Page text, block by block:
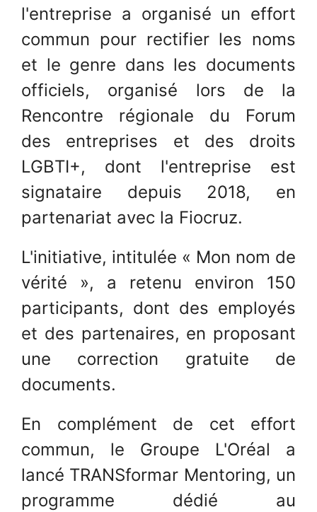
l'entreprise a organisé un effort
commun pour rectifier les noms
et le genre dans les documents
officiels, organisé lors de la
Rencontre régionale du Forum
des entreprises et des droits
LGBTI+, dont l'entreprise est
signataire depuis 2018, en
partenariat avec la Fiocruz.
L'initiative, intitulée « Mon nom de
vérité », a retenu environ 150
participants, dont des employés
et des partenaires, en proposant
une correction gratuite de
documents.
En complément de cet effort
commun, le Groupe L'Oréal a
lancé TRANSformar Mentoring, un
programme dédié au